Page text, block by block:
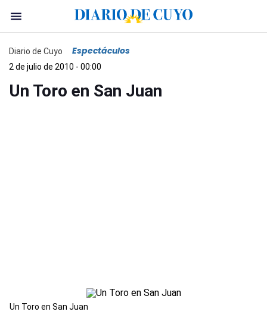
Diario de Cuyo Espectáculos
2 de julio de 2010 - 00:00
Un Toro en San Juan
Un Toro en San Juan